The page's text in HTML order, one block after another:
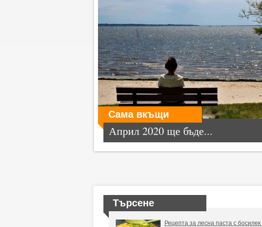
Сама вкъщи
Април 2020 ще бъде...
Търсене
Рецепта за лесна паста с